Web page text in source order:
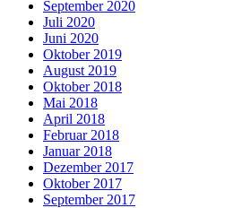
September 2020
Juli 2020
Juni 2020
Oktober 2019
August 2019
Oktober 2018
Mai 2018
April 2018
Februar 2018
Januar 2018
Dezember 2017
Oktober 2017
September 2017